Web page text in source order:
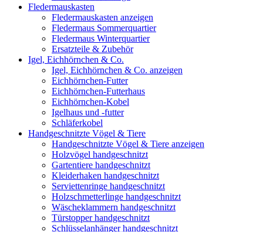
Fledermauskasten
Fledermauskasten anzeigen
Fledermaus Sommerquartier
Fledermaus Winterquartier
Ersatzteile & Zubehör
Igel, Eichhörnchen & Co.
Igel, Eichhörnchen & Co. anzeigen
Eichhörnchen-Futter
Eichhörnchen-Futterhaus
Eichhörnchen-Kobel
Igelhaus und -futter
Schläferkobel
Handgeschnitzte Vögel & Tiere
Handgeschnitzte Vögel & Tiere anzeigen
Holzvögel handgeschnitzt
Gartentiere handgeschnitzt
Kleiderhaken handgeschnitzt
Serviettenringe handgeschnitzt
Holzschmetterlinge handgeschnitzt
Wäscheklammern handgeschnitzt
Türstopper handgeschnitzt
Schlüsselanhänger handgeschnitzt